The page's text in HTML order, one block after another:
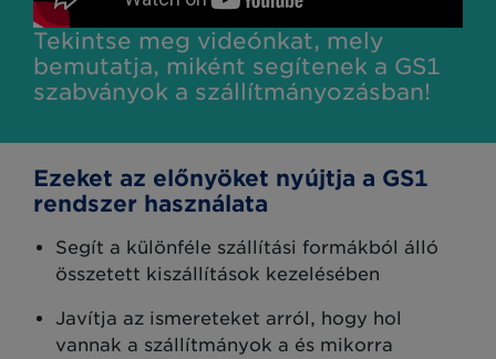
Tekintse meg videónkat, mely
bemutatja, miként segítenek a GS1
szabványok a szállítmányozásban!
Ezeket az előnyöket nyújtja a GS1
rendszer használata
Segít a különféle szállítási formákból álló
összetett kiszállítások kezelésében
Javítja az ismereteket arról, hogy hol
vannak a szállítmányok a és mikorra